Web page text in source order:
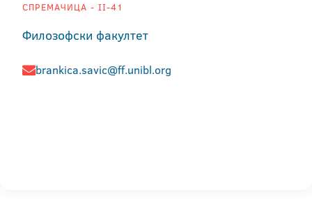
СПРЕМАЧИЦА - II-41
Филозофски факултет
brankica.savic@ff.unibl.org